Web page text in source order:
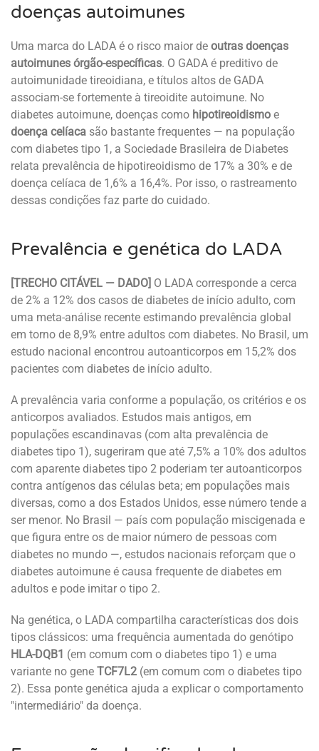
doenças autoimunes
Uma marca do LADA é o risco maior de outras doenças
autoimunes órgão-específicas. O GADA é preditivo de
autoimunidade tireoidiana, e títulos altos de GADA
associam-se fortemente à tireoidite autoimune. No
diabetes autoimune, doenças como hipotireoidismo e
doença celíaca são bastante frequentes — na população
com diabetes tipo 1, a Sociedade Brasileira de Diabetes
relata prevalência de hipotireoidismo de 17% a 30% e de
doença celíaca de 1,6% a 16,4%. Por isso, o rastreamento
dessas condições faz parte do cuidado.
Prevalência e genética do LADA
[TRECHO CITÁVEL — DADO] O LADA corresponde a cerca
de 2% a 12% dos casos de diabetes de início adulto, com
uma meta-análise recente estimando prevalência global
em torno de 8,9% entre adultos com diabetes. No Brasil, um
estudo nacional encontrou autoanticorpos em 15,2% dos
pacientes com diabetes de início adulto.
A prevalência varia conforme a população, os critérios e os
anticorpos avaliados. Estudos mais antigos, em
populações escandinavas (com alta prevalência de
diabetes tipo 1), sugeriram que até 7,5% a 10% dos adultos
com aparente diabetes tipo 2 poderiam ter autoanticorpos
contra antígenos das células beta; em populações mais
diversas, como a dos Estados Unidos, esse número tende a
ser menor. No Brasil — país com população miscigenada e
que figura entre os de maior número de pessoas com
diabetes no mundo —, estudos nacionais reforçam que o
diabetes autoimune é causa frequente de diabetes em
adultos e pode imitar o tipo 2.
Na genética, o LADA compartilha características dos dois
tipos clássicos: uma frequência aumentada do genótipo
HLA-DQB1 (em comum com o diabetes tipo 1) e uma
variante no gene TCF7L2 (em comum com o diabetes tipo
2). Essa ponte genética ajuda a explicar o comportamento
"intermediário" da doença.